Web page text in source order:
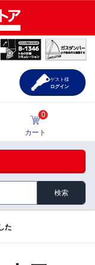
器
検索
0
カート
ゲスト様
ログイン
た